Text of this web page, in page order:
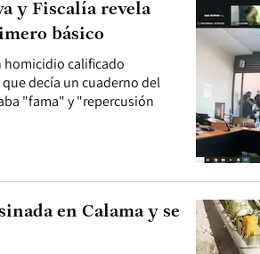
homicidio calificado
decía un cuaderno del
"fama" y "repercusión
y Fiscalía revela
básico
en Calama y se